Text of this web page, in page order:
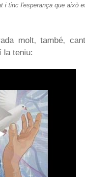
i tinc l'esperança que això
molt, també,
la teniu: